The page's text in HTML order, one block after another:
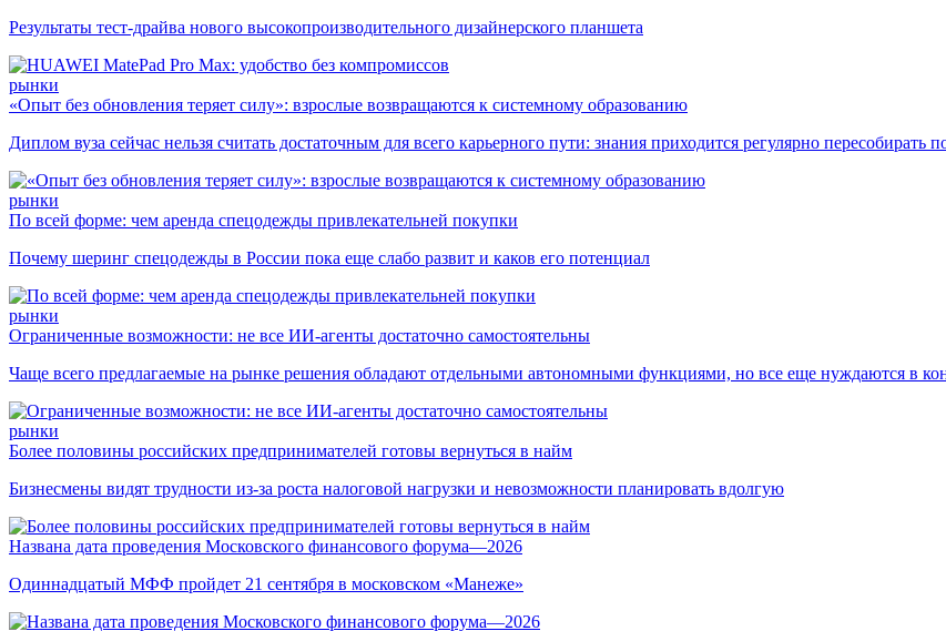
Результаты тест-драйва нового высокопроизводительного дизайнерского планшета
рынки
«Опыт без обновления теряет силу»: взрослые возвращаются к системному образованию
Диплом вуза сейчас нельзя считать достаточным для всего карьерного пути: знания приходится регулярно пересобирать
рынки
По всей форме: чем аренда спецодежды привлекательней покупки
Почему шеринг спецодежды в России пока еще слабо развит и каков его потенциал
рынки
Ограниченные возможности: не все ИИ-агенты достаточно самостоятельны
Чаще всего предлагаемые на рынке решения обладают отдельными автономными функциями, но все еще нуждаются в
рынки
Более половины российских предпринимателей готовы вернуться в найм
Бизнесмены видят трудности из-за роста налоговой нагрузки и невозможности планировать вдолгую
Названа дата проведения Московского финансового форума—2026
Одиннадцатый МФФ пройдет 21 сентября в московском «Манеже»